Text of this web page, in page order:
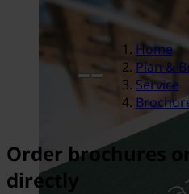
Home
Plan &
Service
Order brochures
directly